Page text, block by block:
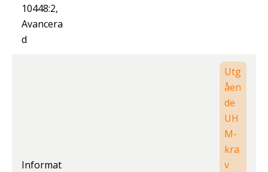
10448:2,
Avancera
d
Informat
Utg
åen
de
UH
M-
kra
v